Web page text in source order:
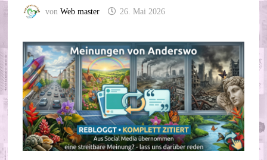
vonWeb master 26. Mai 2026